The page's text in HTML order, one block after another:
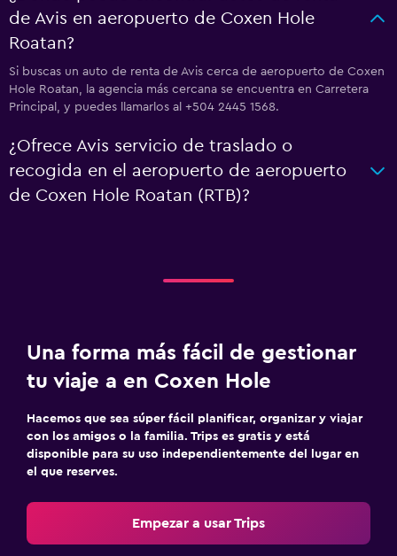
de Avis en aeropuerto de Coxen Hole
Roatan?
Si buscas un auto de renta de Avis cerca de aeropuerto de Coxen
Hole Roatan, la agencia más cercana se encuentra en Carretera
Principal, y puedes llamarlos al +504 2445 1568.
¿Ofrece Avis servicio de traslado o
recogida en el aeropuerto de aeropuerto
de Coxen Hole Roatan (RTB)?
Una forma más fácil de gestionar
tu viaje a en Coxen Hole
Hacemos que sea súper fácil planificar, organizar y viajar
con los amigos o la familia. Trips es gratis y está
disponible para su uso independientemente del lugar en
el que reserves.
Empezar a usar Trips